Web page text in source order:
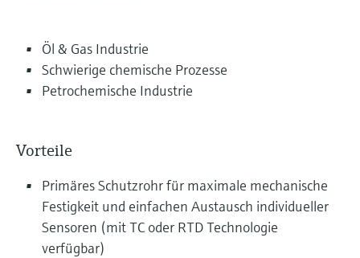
Öl & Gas Industrie
Schwierige chemische Prozesse
Petrochemische Industrie
Vorteile
Primäres Schutzrohr für maximale mechanische
Festigkeit und einfachen Austausch individueller
Sensoren (mit TC oder RTD Technologie
verfügbar)